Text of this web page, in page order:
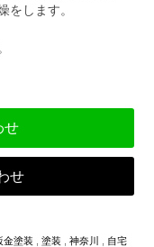
をします。
せ
せ
金塗装 ,塗装 神奈川
自宅